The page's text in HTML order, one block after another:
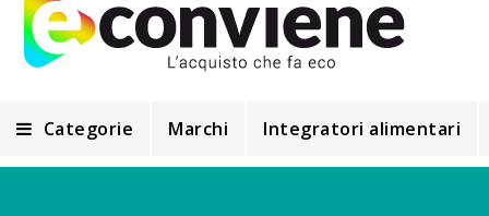
Categorie Marchi Integratori alimentari